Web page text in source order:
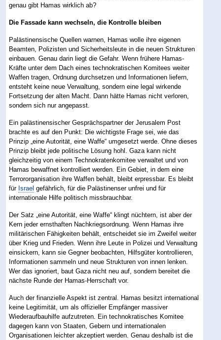
genau gibt Hamas wirklich ab?
Die Fassade kann wechseln, die Kontrolle bleiben
Palästinensische Quellen warnen, Hamas wolle ihre eigenen
Beamten, Polizisten und Sicherheitsleute in die neuen Strukturen
einbauen. Genau darin liegt die Gefahr. Wenn frühere Hamas-
Kräfte unter dem Dach eines technokratischen Komitees weiter
Waffen tragen, Ordnung durchsetzen und Informationen liefern,
entsteht keine neue Verwaltung, sondern eine legal wirkende
Fortsetzung der alten Macht. Dann hätte Hamas nicht verloren,
sondern sich nur angepasst.
Ein palästinensischer Gesprächspartner der Jerusalem Post
brachte es auf den Punkt: Die wichtigste Frage sei, wie das
Prinzip „eine Autorität, eine Waffe“ umgesetzt werde. Ohne dieses
Prinzip bleibt jede politische Lösung hohl. Gaza kann nicht
gleichzeitig von einem Technokratenkomitee verwaltet und von
Hamas bewaffnet kontrolliert werden. Ein Gebiet, in dem eine
Terrororganisation ihre Waffen behält, bleibt erpressbar. Es bleibt
für Israel gefährlich, für die Palästinenser unfrei und für
internationale Hilfe politisch missbrauchbar.
Der Satz „eine Autorität, eine Waffe“ klingt nüchtern, ist aber der
Kern jeder ernsthaften Nachkriegsordnung. Wenn Hamas ihre
militärischen Fähigkeiten behält, entscheidet sie im Zweifel weiter
über Krieg und Frieden. Wenn ihre Leute in Polizei und Verwaltung
einsickern, kann sie Gegner beobachten, Hilfsgüter kontrollieren,
Informationen sammeln und neue Strukturen von innen lenken.
Wer das ignoriert, baut Gaza nicht neu auf, sondern bereitet die
nächste Runde der Hamas-Herrschaft vor.
Auch der finanzielle Aspekt ist zentral. Hamas besitzt international
keine Legitimität, um als offizieller Empfänger massiver
Wiederaufbauhilfe aufzutreten. Ein technokratisches Komitee
dagegen kann von Staaten, Gebern und internationalen
Organisationen leichter akzeptiert werden. Genau deshalb ist die